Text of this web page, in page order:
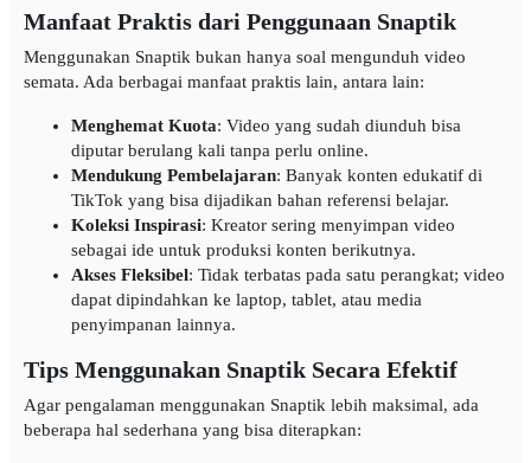
Manfaat Praktis dari Penggunaan Snaptik
Menggunakan Snaptik bukan hanya soal mengunduh video
semata. Ada berbagai manfaat praktis lain, antara lain:
Menghemat Kuota: Video yang sudah diunduh bisa
diputar berulang kali tanpa perlu online.
Mendukung Pembelajaran: Banyak konten edukatif di
TikTok yang bisa dijadikan bahan referensi belajar.
Koleksi Inspirasi: Kreator sering menyimpan video
sebagai ide untuk produksi konten berikutnya.
Akses Fleksibel: Tidak terbatas pada satu perangkat; video
dapat dipindahkan ke laptop, tablet, atau media
penyimpanan lainnya.
Tips Menggunakan Snaptik Secara Efektif
Agar pengalaman menggunakan Snaptik lebih maksimal, ada
beberapa hal sederhana yang bisa diterapkan: